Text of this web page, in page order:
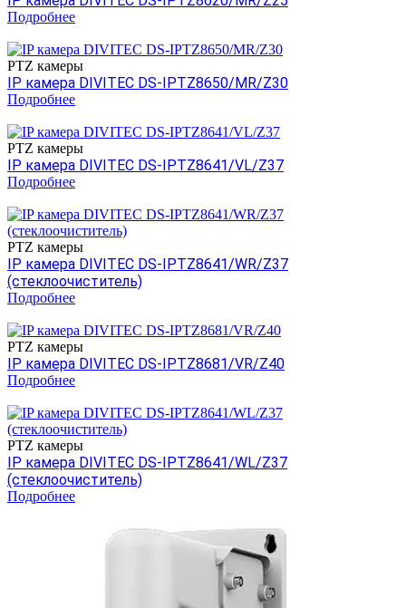
Подробнее
PTZ камеры
IP камера DIVITEC DS-IPTZ8650/MR/Z30
Подробнее
PTZ камеры
IP камера DIVITEC DS-IPTZ8641/VL/Z37
Подробнее
PTZ камеры
IP камера DIVITEC DS-IPTZ8641/WR/Z37
(стеклоочиститель)
Подробнее
PTZ камеры
IP камера DIVITEC DS-IPTZ8681/VR/Z40
Подробнее
PTZ камеры
IP камера DIVITEC DS-IPTZ8641/WL/Z37
(стеклоочиститель)
Подробнее